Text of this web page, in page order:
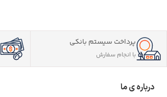
پرداخت سیستم بانکی
با انجام سفارش
درباره ی ما